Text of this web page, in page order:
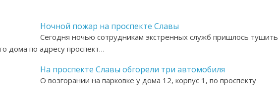
Ночной пожар на проспекте Славы
Сегодня ночью сотрудникам экстренных служб пришлось тушить
дома по адресу проспект…
На проспекте Славы обгорели три автомобиля
О возгорании на парковке у дома 12, корпус 1, по проспекту